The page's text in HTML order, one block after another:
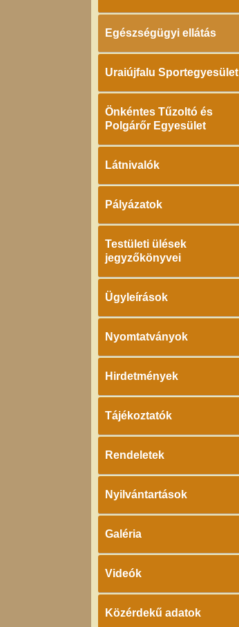
Egészségügyi ellátás
Uraiújfalu Sportegyesület
Önkéntes Tűzoltó és
Polgárőr Egyesület
Látnivalók
Pályázatok
Testületi ülések
jegyzőkönyvei
Ügyleírások
Nyomtatványok
Hirdetmények
Tájékoztatók
Rendeletek
Nyilvántartások
Galéria
Videók
Közérdekű adatok